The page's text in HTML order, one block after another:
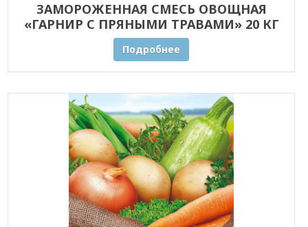
ЗАМОРОЖЕННАЯ СМЕСЬ ОВОЩНАЯ
«ГАРНИР С ПРЯНЫМИ ТРАВАМИ» 20 КГ
ОПТОМ
Подробнее